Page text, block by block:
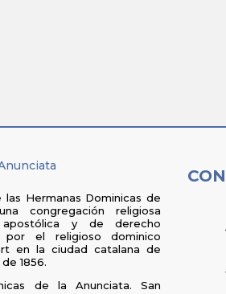
las Hermanas Dominicas de
congregación religiosa
y de derecho
por el religioso dominico
en la ciudad catalana de
1856.
de la Anunciata. San